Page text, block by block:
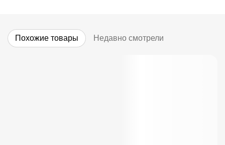
Похожие товары Недавно смотрели